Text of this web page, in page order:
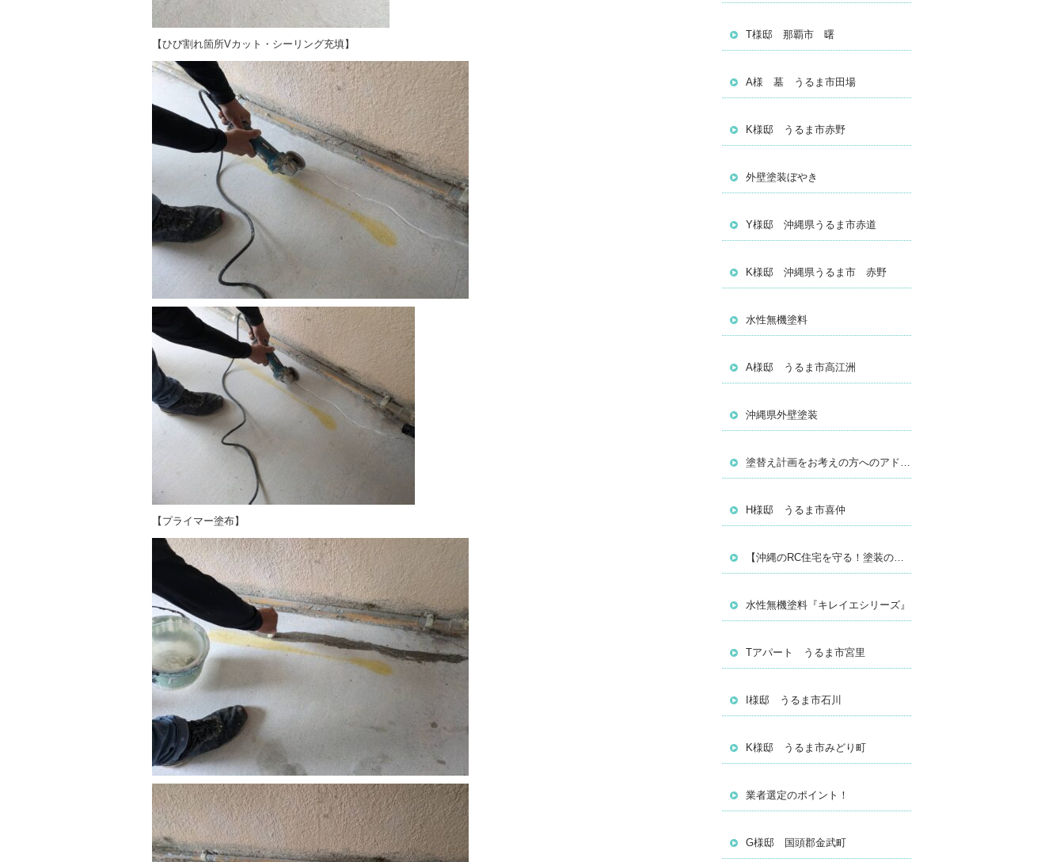
【ひび割れ箇所Vカット・シーリング充填】
【プライマー塗布】
T様邸 那覇市 曙
A様 墓 うるま市田場
K様邸 うるま市赤野
外壁塗装ぼやき
Y様邸 沖縄県うるま市赤道
K様邸 沖縄県うるま市 赤野
水性無機塗料
A様邸 うるま市高江洲
沖縄県外壁塗装
塗替え計画をお考えの方へのアドバイス
H様邸 うるま市喜仲
【沖縄のRC住宅を守る！塗装の真実】
水性無機塗料『キレイエシリーズ』
Tアパート うるま市宮里
I様邸 うるま市石川
K様邸 うるま市みどり町
業者選定のポイント！
G様邸 国頭郡金武町